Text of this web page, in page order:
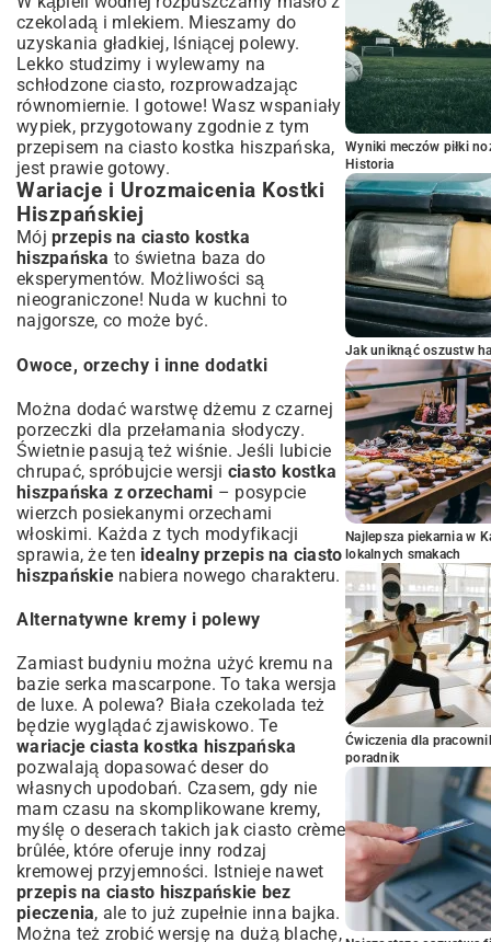
czekoladą i mlekiem. Mieszamy do
uzyskania gładkiej, lśniącej polewy.
Lekko studzimy i wylewamy na
schłodzone ciasto, rozprowadzając
równomiernie. I gotowe! Wasz wspaniały
wypiek, przygotowany zgodnie z tym
przepisem na ciasto kostka hiszpańska,
jest prawie gotowy.
Wariacje i Urozmaicenia Kostki
Hiszpańskiej
Mój przepis na ciasto kostka
hiszpańska to świetna baza do
eksperymentów. Możliwości są
nieograniczone! Nuda w kuchni to
najgorsze, co może być.
Owoce, orzechy i inne dodatki
Można dodać warstwę dżemu z czarnej
porzeczki dla przełamania słodyczy.
Świetnie pasują też wiśnie. Jeśli lubicie
chrupać, spróbujcie wersji ciasto kostka
hiszpańska z orzechami – posypcie
wierzch posiekanymi orzechami
włoskimi. Każda z tych modyfikacji
sprawia, że ten idealny przepis na ciasto
hiszpańskienabiera nowego charakteru.
Alternatywne kremy i polewy
Zamiast budyniu można użyć kremu na
bazie serka mascarpone. To taka wersja
de luxe. A polewa? Biała czekolada też
będzie wyglądać zjawiskowo. Te
wariacje ciasta kostka hiszpańska
pozwalają dopasować deser do
własnych upodobań. Czasem, gdy nie
mam czasu na skomplikowane kremy,
myślę o deserach takich jak ciasto crème
brûlée, które oferuje inny rodzaj
kremowej przyjemności. Istnieje nawet
przepis na ciasto hiszpańskie bez
pieczenia, ale to już zupełnie inna bajka.
Można też zrobić wersję na dużą blachę,
Wyniki meczów piłki
Historia
Jak uniknąć oszustw
Najlepsza piekarnia w
lokalnych smakach
Ćwiczenia dla
poradnik